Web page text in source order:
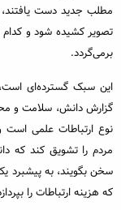
مطلب جدید دست یافتند،
تصویر کشیده شود و
برمی‌گردد.
این سبک گسترده‌ای است،
گزارش دانش، سلامت و
نوع ارتباطات علمی است و
مردم را تشویق کند که
سخن بگویند، به پیشبرد
که هزینه ارتباطات را